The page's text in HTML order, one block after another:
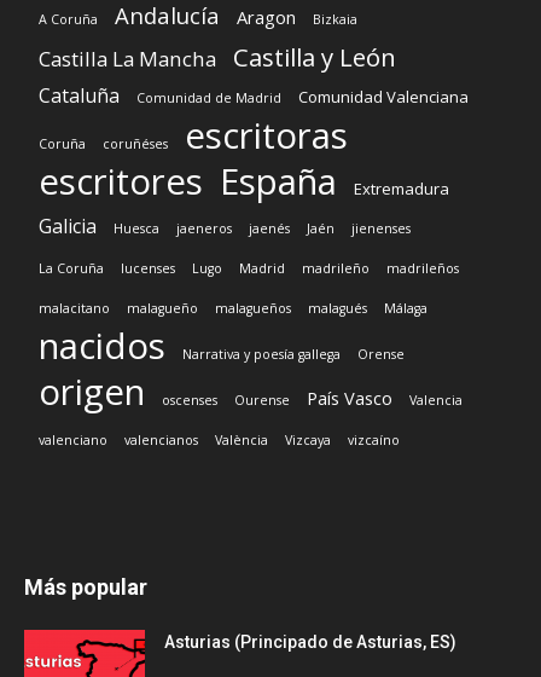
A Coruña Andalucía Aragon Bizkaia
Castilla La Mancha Castilla y León
Cataluña Comunidad de Madrid Comunidad Valenciana
Coruña coruñéses
escritoras
escritores España Extremadura
Galicia Huesca jaeneros jaenés Jaén jienenses
La Coruña lucenses Lugo Madrid madrileño madrileños
malacitano malagueño malagueños malagués Málaga
nacidos Narrativa y poesía gallega Orense
origen oscenses Ourense País Vasco Valencia
valenciano valencianos València Vizcaya vizcaíno
Más popular
Asturias (Principado de Asturias, ES)